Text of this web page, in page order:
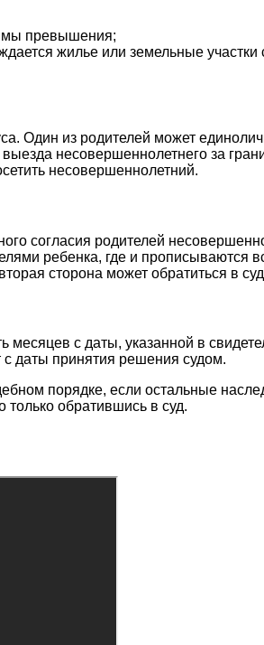
превышения;
жилье или земельные
Один из родителей может
несовершеннолетнего за
несовершеннолетний.
согласия родителей
ребенка, где и прописываются
сторона может обратиться в
с даты, указанной в
даты принятия решения судом.
порядке, если остальные
только обратившись в суд.